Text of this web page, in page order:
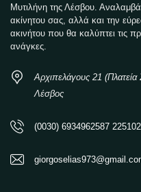
Μυτιλήνη της Λέσβου.
ακίνητου σας, αλλά και την
ακινήτου που θα καλύπτει τις
ανάγκες.
Αρχιπελάγους 21
Λέσβος
(0030) 6934962587